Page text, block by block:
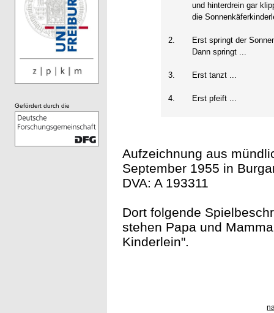
und hinterdrein gar
die
2.
Erst springt der
Dann springt ...
3. Erst tanzt ...
4. Erst pfeift ...
Aufzeichnung aus
September 1955 in
DVA: A 193311
Dort folgende
stehen Papa und
Kinderlein".
Gefördert durch die